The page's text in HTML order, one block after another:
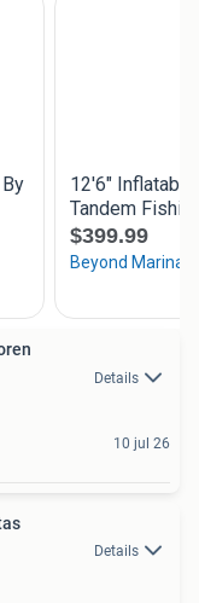
Details
10 jul 26
Details